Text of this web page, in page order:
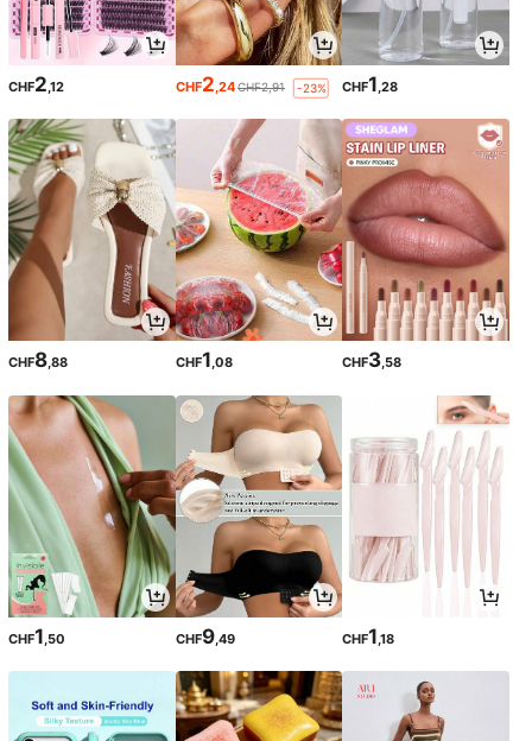
CHF2,12 CHF2,24CHF2,91 -23% CHF1,28
CHF8,88 CHF1,08 CHF3,58
CHF1 ,50 CHF9,49 CHF1 ,18